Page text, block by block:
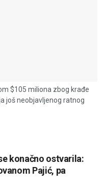
$105 miliona zbog krađe
još neobjavljenog ratnog
konačno ostvarila:
Pajić, pa